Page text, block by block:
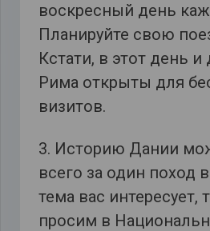
воскресный день
Планируйте свою
Кстати, в этот день и
Рима открыты для
визитов.
3. Историю Дании
всего за один поход
тема вас интересует,
просим в